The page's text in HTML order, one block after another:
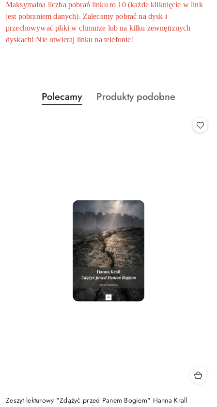
Maksymalna liczba pobrań linku to 10 (każde kliknięcie w link
jest pobraniem danych). Zalecamy pobrać na dysk i
przechowywać pliki w chmurze lub na kilku zewnętrznych
dyskach! Nie otwieraj linku na telefonie!
Pomiń karuzelę produktów
Produkty
o
Polecamy
Produkty
Produkty podobne
Zeszyt lekturowy "Zdążyć przed Panem Bogiem" Hanna Krall